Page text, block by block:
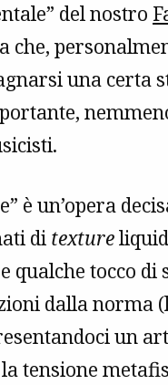
del nostro
che,
una
è un’opera
di texture
qualche tocco di
dalla norma
un
tensione